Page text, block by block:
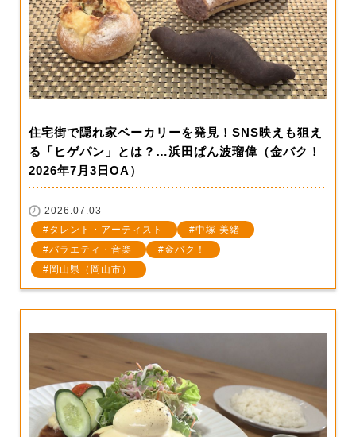
住宅街で隠れ家ベーカリーを発見！SNS映えも狙え
る「ヒゲパン」とは？…浜田ぱん波瑠偉（金バク！
2026年7月3日OA）
2026.07.03
タレント・アーティスト
中塚 美緒
バラエティ・音楽
金バク！
岡山県（岡山市）